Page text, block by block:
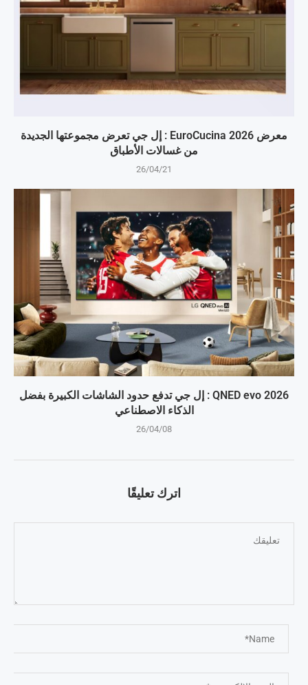
معرض EuroCucina 2026 : إل جي تعرض مجموعتها الجديدة
من غسالات الأطباق
26/04/21
QNED evo 2026 : إل جي تدفع حدود الشاشات الكبيرة بفضل
الذكاء الاصطناعي
26/04/08
اترك تعليقًا